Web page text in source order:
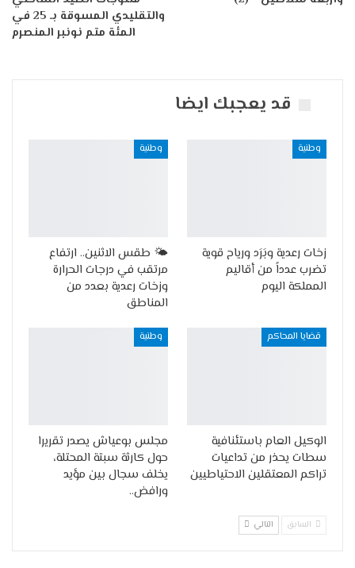
والتقليدي المسوقة بـ 25 في
المئة متم نونبر المنصرم
قد يعجبك ايضا
وطنية
زخات رعدية وبَرَد ورياح قوية
تضرب عدداً من أقاليم
المملكة اليوم
وطنية
🌤️ طقس الاثنين.. ارتفاع
مرتقب في درجات الحرارة
وزخات رعدية بعدد من
المناطق
قضايا المحاكم
الوكيل العام باستئنافية
سطات يحذر من تداعيات
تراكم المعتقلين الاحتياطيين
وطنية
مجلس بوعياش يصدر تقريرا
حول كارثة سبتة المحتلة،
يخلف سجال بين مؤيد
ورافض..
السابق التالي